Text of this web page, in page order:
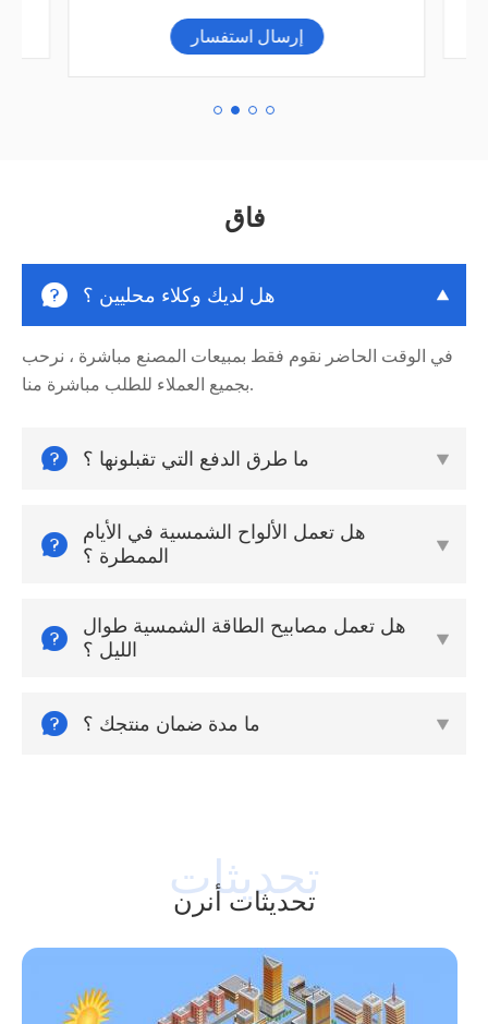
إرسال استفسار
فاق
 هل لديك وكلاء محليين ؟ 
في الوقت الحاضر نقوم فقط بمبيعات المصنع مباشرة ، نرحب
بجميع العملاء للطلب مباشرة منا.
 ما طرق الدفع التي تقبلونها ؟ 

هل تعمل الألواح الشمسية في الأيام
الممطرة ؟


هل تعمل مصابيح الطاقة الشمسية طوال
الليل ؟

 ما مدة ضمان منتجك ؟ 
تحديثات أنرن